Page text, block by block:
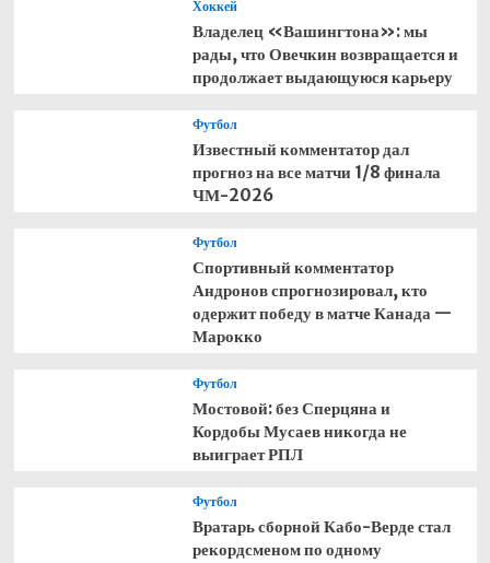
Хоккей
Владелец «Вашингтона»: мы
рады, что Овечкин возвращается и
продолжает выдающуюся карьеру
Футбол
Известный комментатор дал
прогноз на все матчи 1/8 финала
ЧМ-2026
Футбол
Спортивный комментатор
Андронов спрогнозировал, кто
одержит победу в матче Канада —
Марокко
Футбол
Мостовой: без Сперцяна и
Кордобы Мусаев никогда не
выиграет РПЛ
Футбол
Вратарь сборной Кабо-Верде стал
рекордсменом по одному